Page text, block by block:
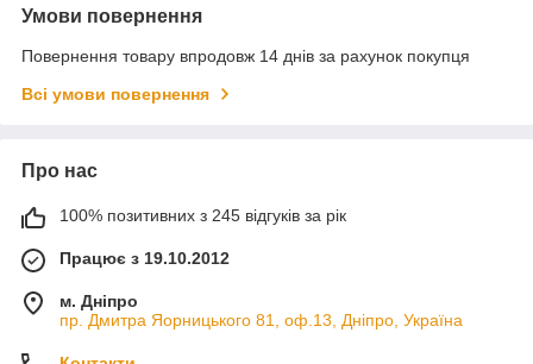
Умови повернення
Повернення товару впродовж 14 днів за рахунок покупця
Всі умови повернення
Про нас
100% позитивних з 245 відгуків за рік
Працює з 19.10.2012
м. Дніпро
пр. Дмитра Яорницького 81, оф.13, Дніпро, Україна